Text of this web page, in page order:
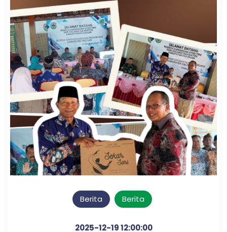
Berita Berita
2025-12-19 12:00:00